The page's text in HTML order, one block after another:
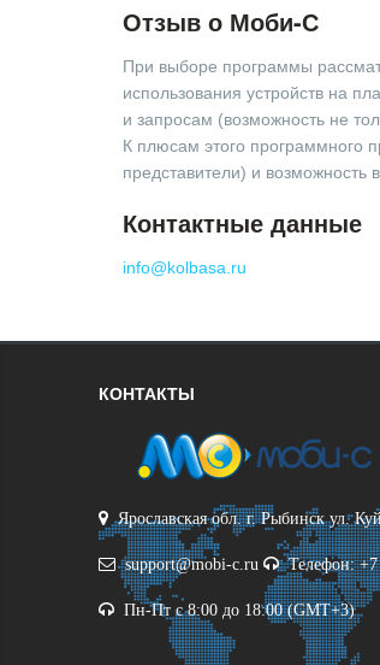
Отзыв о Моби-С
При выборе программы
использования устройств на
и запросам (возможность не
К плюсам этого программного
представители) и возможность
Контактные данные
info@kolbasa.ru
КОНТАКТЫ
Ярославская обл. г. Рыбинск ул.
support@mobi-c.ru Телефон: +7
Пн-Пт с 8:00 до 18:00 (GMT+3)